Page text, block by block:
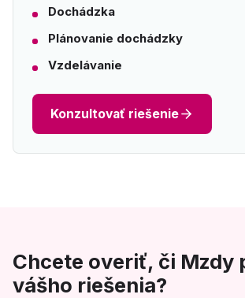
Dochádzka
Plánovanie dochádzky
Vzdelávanie
Konzultovať riešenie
Chcete overiť, či Mzdy
vášho riešenia?